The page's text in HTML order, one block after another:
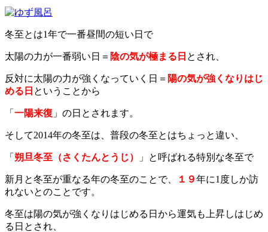
冬至とは1年で一番昼間の短い日で
太陽の力が一番弱い日＝ 陰の気が極まる日 とされ、
反対に太陽の力が強くなっていく日＝ 陽の気が強くなりはじ
める日 ということから
「 一陽来復 」の日とされます。
そして2014年の冬至は、普段の冬至とはちょっと違い、
「 朔旦冬至（さくたんとうじ） 」と呼ばれる特別な冬至で
新月と冬至が重なる年の冬至のことで、 １９年に1度しか訪
れないとのことです。
冬至は陽の気が強くなりはじめる日から運気も上昇しはじめ
る日とされ、